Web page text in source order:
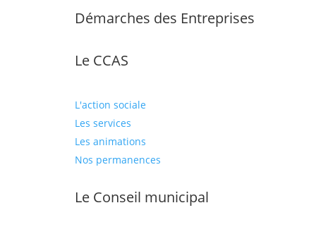
Démarches des Entreprises
Le CCAS
L'action sociale
Les services
Les animations
Nos permanences
Le Conseil municipal